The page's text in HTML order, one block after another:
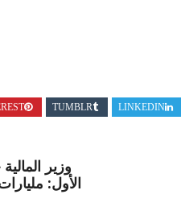
LINKEDIN
TUMBLR
وزير
الأول: